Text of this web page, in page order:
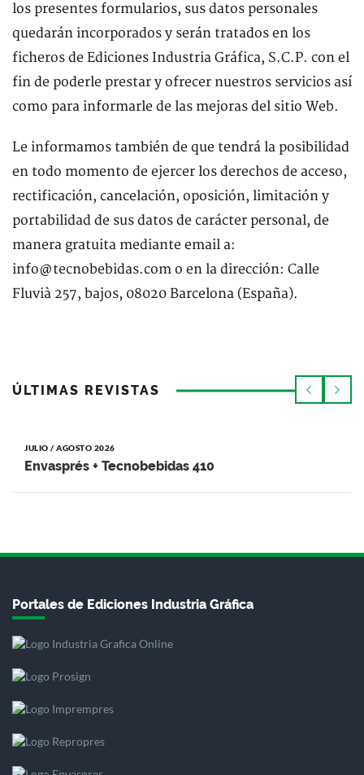
los presentes formularios, sus datos personales
quedarán incorporados y serán tratados en los
ficheros de Ediciones Industria Gráfica, S.C.P. con el
fin de poderle prestar y ofrecer nuestros servicios así
como para informarle de las mejoras del sitio Web.
Le informamos también de que tendrá la posibilidad
en todo momento de ejercer los derechos de acceso,
rectificación, cancelación, oposición, limitación y
portabilidad de sus datos de carácter personal, de
manera gratuita mediante email a:
info@tecnobebidas.com o en la dirección: Calle
Fluvià 257, bajos, 08020 Barcelona (España).
ÚLTIMAS REVISTAS
JULIO / AGOSTO 2026
Envasprés + Tecnobebidas 410
Portales de Ediciones Industria Gráfica